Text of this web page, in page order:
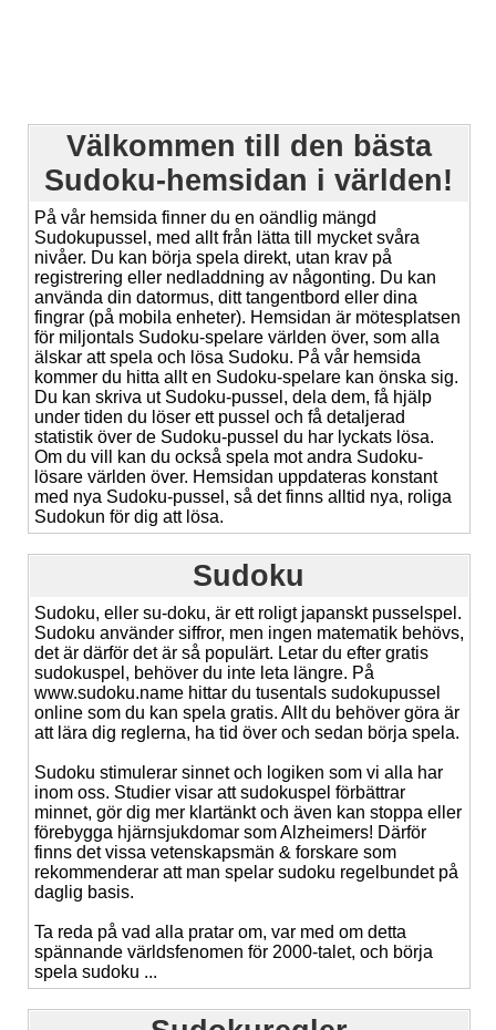
Välkommen till den bästa
Sudoku-hemsidan i världen!
På vår hemsida finner du en oändlig mängd
Sudokupussel, med allt från lätta till mycket svåra
nivåer. Du kan börja spela direkt, utan krav på
registrering eller nedladdning av någonting. Du kan
använda din datormus, ditt tangentbord eller dina
fingrar (på mobila enheter). Hemsidan är mötesplatsen
för miljontals Sudoku-spelare världen över, som alla
älskar att spela och lösa Sudoku. På vår hemsida
kommer du hitta allt en Sudoku-spelare kan önska sig.
Du kan skriva ut Sudoku-pussel, dela dem, få hjälp
under tiden du löser ett pussel och få detaljerad
statistik över de Sudoku-pussel du har lyckats lösa.
Om du vill kan du också spela mot andra Sudoku-
lösare världen över. Hemsidan uppdateras konstant
med nya Sudoku-pussel, så det finns alltid nya, roliga
Sudokun för dig att lösa.
Sudoku
Sudoku, eller su-doku, är ett roligt japanskt pusselspel.
Sudoku använder siffror, men ingen matematik behövs,
det är därför det är så populärt. Letar du efter gratis
sudokuspel, behöver du inte leta längre. På
www.sudoku.name hittar du tusentals sudokupussel
online som du kan spela gratis. Allt du behöver göra är
att lära dig reglerna, ha tid över och sedan börja spela.
Sudoku stimulerar sinnet och logiken som vi alla har
inom oss. Studier visar att sudokuspel förbättrar
minnet, gör dig mer klartänkt och även kan stoppa eller
förebygga hjärnsjukdomar som Alzheimers! Därför
finns det vissa vetenskapsmän & forskare som
rekommenderar att man spelar sudoku regelbundet på
daglig basis.
Ta reda på vad alla pratar om, var med om detta
spännande världsfenomen för 2000-talet, och börja
spela sudoku ...